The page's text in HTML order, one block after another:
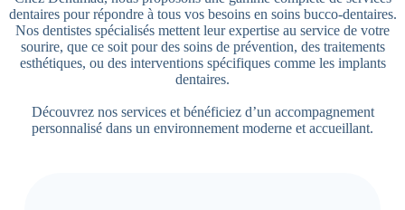
dentaires pour répondre à tous vos besoins en soins bucco-dentaires.
Nos dentistes spécialisés mettent leur expertise au service de votre
sourire, que ce soit pour des soins de prévention, des traitements
esthétiques, ou des interventions spécifiques comme les implants
dentaires.
Découvrez nos services et bénéficiez d’un accompagnement
personnalisé dans un environnement moderne et accueillant.